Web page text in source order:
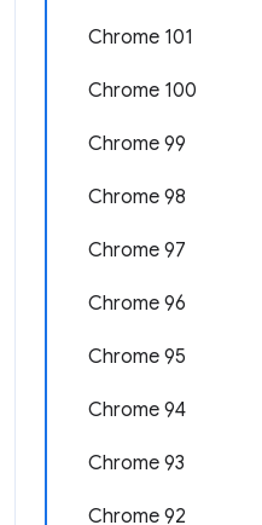
Chrome 101
Chrome 100
Chrome 99
Chrome 98
Chrome 97
Chrome 96
Chrome 95
Chrome 94
Chrome 93
Chrome 92